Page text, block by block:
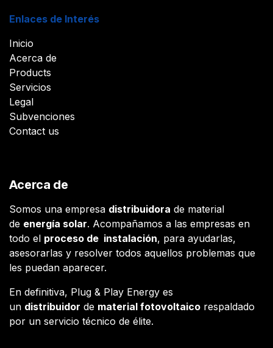
Enlaces de Interés
Inicio
Acerca de
Products
Servicios
Legal
Subvenciones
Contact us
Acerca de
Somos una empresa distribuidora de material
de energía solar. Acompañamos a las empresas en
todo el proceso de instalación, para ayudarlas,
asesorarlas y resolver todos aquellos problemas que
les puedan aparecer.
En definitiva, Plug & Play Energy es
un distribuidor de material fotovoltaico respaldado
por un servicio técnico de élite.